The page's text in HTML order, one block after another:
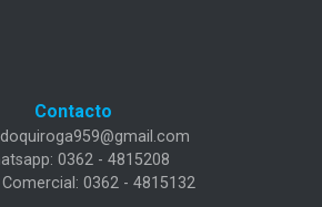
Contacto
0362 - 4815208
Comercial: 0362 - 4815132